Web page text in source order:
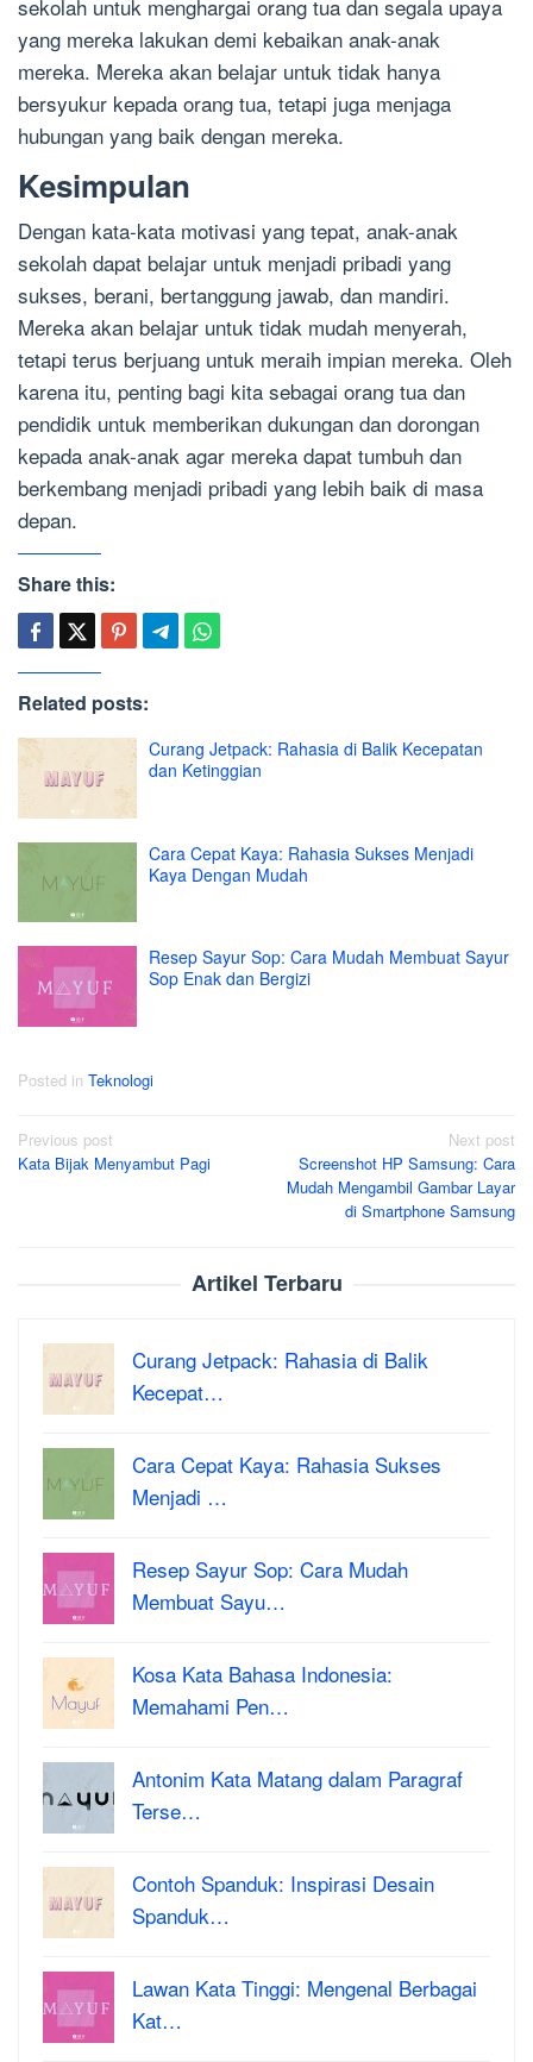
sekolah untuk menghargai orang tua dan segala upaya
yang mereka lakukan demi kebaikan anak-anak
mereka. Mereka akan belajar untuk tidak hanya
bersyukur kepada orang tua, tetapi juga menjaga
hubungan yang baik dengan mereka.
Kesimpulan
Dengan kata-kata motivasi yang tepat, anak-anak
sekolah dapat belajar untuk menjadi pribadi yang
sukses, berani, bertanggung jawab, dan mandiri.
Mereka akan belajar untuk tidak mudah menyerah,
tetapi terus berjuang untuk meraih impian mereka. Oleh
karena itu, penting bagi kita sebagai orang tua dan
pendidik untuk memberikan dukungan dan dorongan
kepada anak-anak agar mereka dapat tumbuh dan
berkembang menjadi pribadi yang lebih baik di masa
depan.
Share this:
Related posts:
Curang Jetpack: Rahasia di Balik Kecepatan
dan Ketinggian
Cara Cepat Kaya: Rahasia Sukses Menjadi
Kaya Dengan Mudah
Resep Sayur Sop: Cara Mudah Membuat Sayur
Sop Enak dan Bergizi
Posted in Teknologi
Post
navigation
Previous post
Kata Bijak Menyambut Pagi
Next post
Screenshot HP Samsung: Cara
Mudah Mengambil Gambar Layar
di Smartphone Samsung
Artikel Terbaru
Curang Jetpack: Rahasia di Balik
Kecepat…
Cara Cepat Kaya: Rahasia Sukses
Menjadi …
Resep Sayur Sop: Cara Mudah
Membuat Sayu…
Kosa Kata Bahasa Indonesia:
Memahami Pen…
Antonim Kata Matang dalam Paragraf
Terse…
Contoh Spanduk: Inspirasi Desain
Spanduk…
Lawan Kata Tinggi: Mengenal Berbagai
Kat…